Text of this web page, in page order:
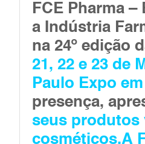
FCE Pharma
a Indústria
na 24º edição
21, 22 e 23 de
Paulo Expo
presença,
seus produtos
cosméticos.A